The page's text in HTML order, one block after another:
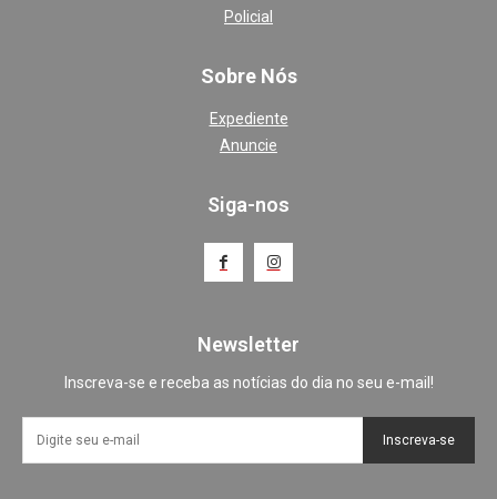
Policial
Sobre Nós
Expediente
Anuncie
Siga-nos
Newsletter
Inscreva-se e receba as notícias do dia no seu e-mail!
Inscreva-se